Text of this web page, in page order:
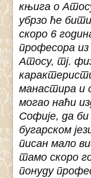
књига о
убрзо ће
скоро 6
професора из
Атосу, тј.
манастира и
могао наћи
Софије, да
бугарском
писан мало
тамо скоро
понуду